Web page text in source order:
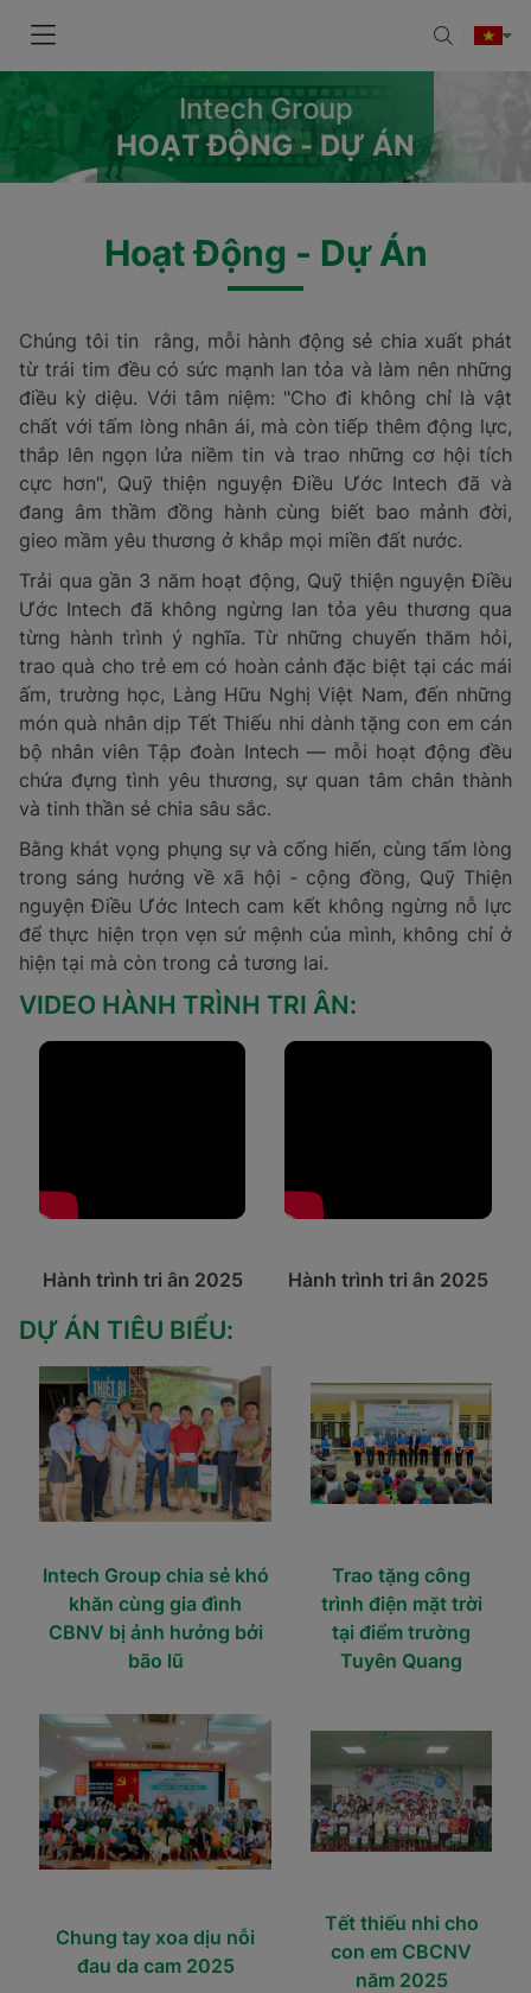
Intech Group
HOẠT ĐỘNG - DỰ ÁN
Hoạt Động - Dự Án
Chúng tôi tin rằng, mỗi hành động sẻ chia xuất phát
từ trái tim đều có sức mạnh lan tỏa và làm nên những
điều kỳ diệu. Với tâm niệm: "Cho đi không chỉ là vật
chất với tấm lòng nhân ái, mà còn tiếp thêm động lực,
thắp lên ngọn lửa niềm tin và trao những cơ hội tích
cực hơn", Quỹ thiện nguyện Điều Ước Intech đã và
đang âm thầm đồng hành cùng biết bao mảnh đời,
gieo mầm yêu thương ở khắp mọi miền đất nước.
Trải qua gần 3 năm hoạt động, Quỹ thiện nguyện Điều
Ước Intech đã không ngừng lan tỏa yêu thương qua
từng hành trình ý nghĩa. Từ những chuyến thăm hỏi,
trao quà cho trẻ em có hoàn cảnh đặc biệt tại các mái
ấm, trường học, Làng Hữu Nghị Việt Nam, đến những
món quà nhân dịp Tết Thiếu nhi dành tặng con em cán
bộ nhân viên Tập đoàn Intech — mỗi hoạt động đều
chứa đựng tình yêu thương, sự quan tâm chân thành
và tinh thần sẻ chia sâu sắc.
Bằng khát vọng phụng sự và cống hiến, cùng tấm lòng
trong sáng hướng về xã hội - cộng đồng, Quỹ Thiện
nguyện Điều Ước Intech cam kết không ngừng nỗ lực
để thực hiện trọn vẹn sứ mệnh của mình, không chỉ ở
hiện tại mà còn trong cả tương lai.
VIDEO HÀNH TRÌNH TRI ÂN:
Hành trình tri ân 2025 Hành trình tri ân 2025
DỰ ÁN TIÊU BIỂU:
Intech Group chia sẻ khó
khăn cùng gia đình
CBNV bị ảnh hưởng bởi
bão lũ
Trao tặng công
trình điện mặt trời
tại điểm trường
Tuyên Quang
Chung tay xoa dịu nỗi
đau da cam 2025
Tết thiếu nhi cho
con em CBCNV
năm 2025